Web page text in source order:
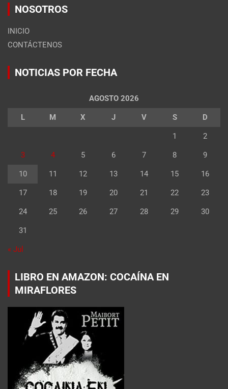
NOSOTROS
INICIO
CONTÁCTENOS
NOTICIAS POR FECHA
AGOSTO 2026
L M X J V S D
1 2
3 4 5 6 7 8 9
10 11 12 13 14 15 16
17 18 19 20 21 22 23
24 25 26 27 28 29 30
31
« Jul
LIBRO EN AMAZON: COCAÍNA EN
MIRAFLORES